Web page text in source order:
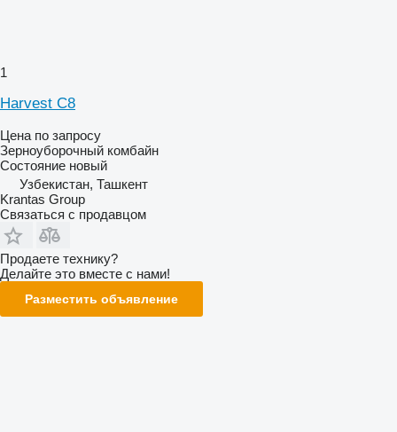
1
Harvest C8
Цена по запросу
Зерноуборочный комбайн
Состояние новый
Узбекистан, Ташкент
Krantas Group
Связаться с продавцом
Продаете технику?
Делайте это вместе с нами!
Разместить объявление